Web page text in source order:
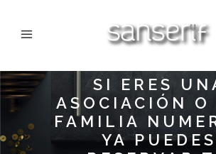
SI ERES
ASOCIACIÓN O
FAMILIA
YA PUEDES